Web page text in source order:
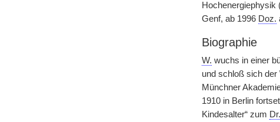
Hochenergiephysik
Genf, ab 1996 Doz.
Biographie
W. wuchs in einer
und schloß sich der
Münchner
1910 in Berlin
Kindesalter“ zum